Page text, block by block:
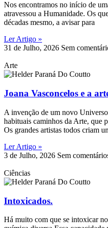
Nos encontramos no início de
atravessou a Humanidade. Os
décadas mesmo, a avisar para
Ler Artigo »
31 de Julho, 2026 Sem
Arte
Joana Vasconcelos e a
A invenção de um novo
habituais caminhos da Arte, que
Os grandes artistas todos criam
Ler Artigo »
3 de Julho, 2026 Sem
Ciências
Intoxicados.
Há muito com que se intoxicar